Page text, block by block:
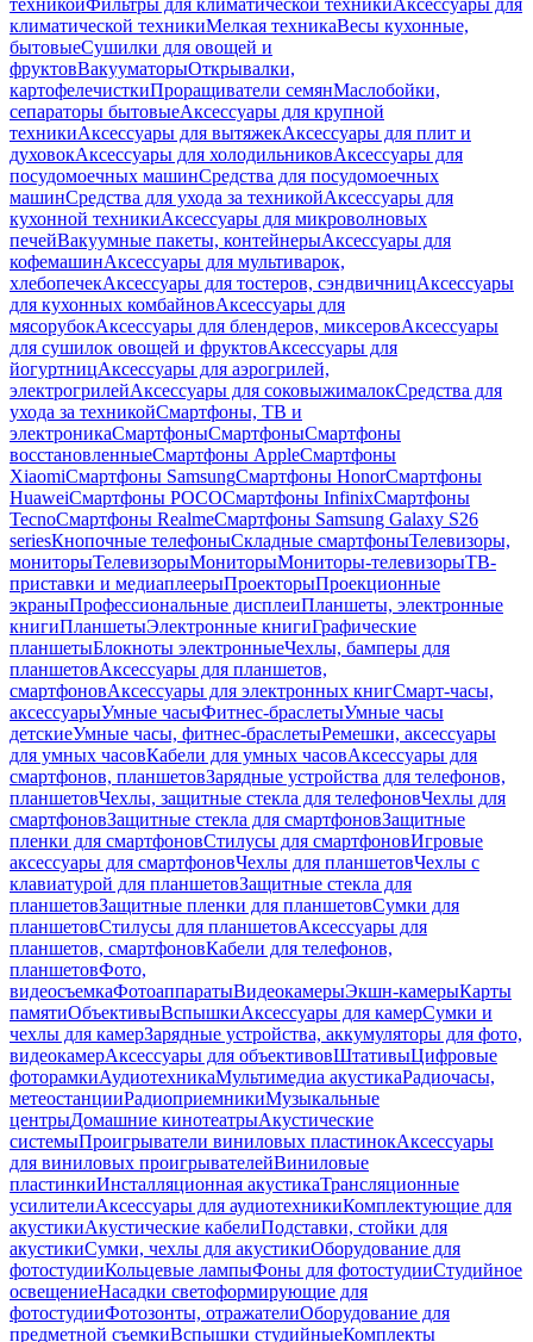
техникойФильтры для климатической техникиАксессуары для
климатической техникиМелкая техникаВесы кухонные,
бытовыеСушилки для овощей и
фруктовВакууматорыОткрывалки,
картофелечисткиПроращиватели семянМаслобойки,
сепараторы бытовыеАксессуары для крупной
техникиАксессуары для вытяжекАксессуары для плит и
духовокАксессуары для холодильниковАксессуары для
посудомоечных машинСредства для посудомоечных
машинСредства для ухода за техникойАксессуары для
кухонной техникиАксессуары для микроволновых
печейВакуумные пакеты, контейнерыАксессуары для
кофемашинАксессуары для мультиварок,
хлебопечекАксессуары для тостеров, сэндвичницАксессуары
для кухонных комбайновАксессуары для
мясорубокАксессуары для блендеров, миксеровАксессуары
для сушилок овощей и фруктовАксессуары для
йогуртницАксессуары для аэрогрилей,
электрогрилейАксессуары для соковыжималокСредства для
ухода за техникойСмартфоны, ТВ и
электроникаСмартфоныСмартфоныСмартфоны
восстановленныеСмартфоны AppleСмартфоны
XiaomiСмартфоны SamsungСмартфоны HonorСмартфоны
HuaweiСмартфоны POCOСмартфоны InfinixСмартфоны
TecnoСмартфоны RealmeСмартфоны Samsung Galaxy S26
seriesКнопочные телефоныСкладные смартфоныТелевизоры,
мониторыТелевизорыМониторыМониторы-телевизорыТВ-
приставки и медиаплеерыПроекторыПроекционные
экраныПрофессиональные дисплеиПланшеты, электронные
книгиПланшетыЭлектронные книгиГрафические
планшетыБлокноты электронныеЧехлы, бамперы для
планшетовАксессуары для планшетов,
смартфоновАксессуары для электронных книгСмарт-часы,
аксессуарыУмные часыФитнес-браслетыУмные часы
детскиеУмные часы, фитнес-браслетыРемешки, аксессуары
для умных часовКабели для умных часовАксессуары для
смартфонов, планшетовЗарядные устройства для телефонов,
планшетовЧехлы, защитные стекла для телефоновЧехлы для
смартфоновЗащитные стекла для смартфоновЗащитные
пленки для смартфоновСтилусы для смартфоновИгровые
аксессуары для смартфоновЧехлы для планшетовЧехлы с
клавиатурой для планшетовЗащитные стекла для
планшетовЗащитные пленки для планшетовСумки для
планшетовСтилусы для планшетовАксессуары для
планшетов, смартфоновКабели для телефонов,
планшетовФото,
видеосъемкаФотоаппаратыВидеокамерыЭкшн-камерыКарты
памятиОбъективыВспышкиАксессуары для камерСумки и
чехлы для камерЗарядные устройства, аккумуляторы для фото,
видеокамерАксессуары для объективовШтативыЦифровые
фоторамкиАудиотехникаМультимедиа акустикаРадиочасы,
метеостанцииРадиоприемникиМузыкальные
центрыДомашние кинотеатрыАкустические
системыПроигрыватели виниловых пластинокАксессуары
для виниловых проигрывателейВиниловые
пластинкиИнсталляционная акустикаТрансляционные
усилителиАксессуары для аудиотехникиКомплектующие для
акустикиАкустические кабелиПодставки, стойки для
акустикиСумки, чехлы для акустикиОборудование для
фотостудииКольцевые лампыФоны для фотостудииСтудийное
освещениеНасадки светоформирующие для
фотостудииФотозонты, отражателиОборудование для
предметной съемкиВспышки студийныеКомплекты